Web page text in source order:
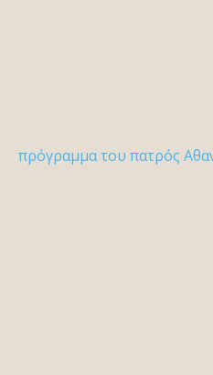
πρόγραμμα του πατρός